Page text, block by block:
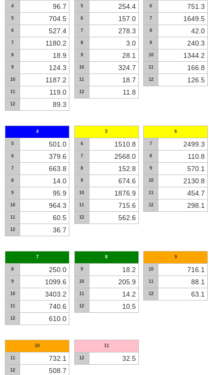
4 96.7
5 704.5
6 527.4
7 1180.2
8 18.9
9 124.3
10 1187.2
11 119.0
12 89.3
5 254.4
6 157.0
7 278.3
8 3.0
9 28.1
10 324.7
11 18.7
12 11.8
6 751.3
7 1649.5
8 42.0
9 240.3
10 1344.2
11 166.8
12 126.5
4
5 501.0
6 379.6
7 663.8
8 14.0
9 95.9
10 964.3
11 60.5
12 36.7
5
6 1510.8
7 2568.0
8 152.8
9 674.6
10 1876.9
11 715.6
12 562.6
6
7 2499.3
8 110.8
9 570.1
10 2130.8
11 454.7
12 298.1
7
8 250.0
9 1099.6
10 3403.2
11 740.6
12 610.0
8
9 18.2
10 205.9
11 14.2
12 10.5
9
10 716.1
11 88.1
12 63.1
10
11 732.1
12 508.7
11
12 32.5